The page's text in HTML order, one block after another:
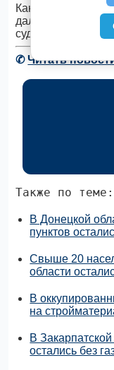
Как сообщал
дальше
судоходства в
✆Читать
Также по теме:
В Донецкой
пунктов
Свыше 20
области
В
на
В
остались без